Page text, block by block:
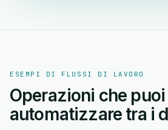
ESEMPI DI FLUSSI DI LAVORO
Operazioni che puoi
automatizzare tra i